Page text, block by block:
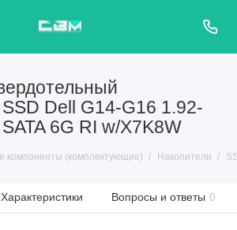
SSD Dell G14-G16 1.92-
6G RI w/X7K8W
компоненты (комплектующие) Накопители
Характеристики Вопросы и ответы 0